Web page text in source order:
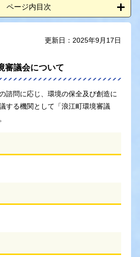
ページ内目次
更新日：2025年9月17日
審議会について
諮問に応じ、環境の保全及び創造に
する機関として「浪江町環境審議